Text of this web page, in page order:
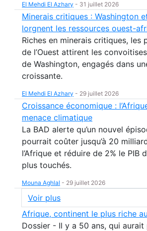
El Mehdi El Azhary - 31 juillet 2026
Minerais critiques : Washington
lorgnent les ressources ouest-
Riches en minerais critiques, les
de l’Ouest attirent les
de Washington, engagés dans
croissante.
El Mehdi El Azhary - 29 juillet 2026
Croissance économique :
menace climatique
La BAD alerte qu’un nouvel
pourrait coûter jusqu’à 20
l’Afrique et réduire de 2% le PIB
plus touchés.
Mouna Aghlal - 29 juillet 2026
Voir plus
Afrique, continent le plus riche
Dossier - Il y a 50 ans, qui aurait